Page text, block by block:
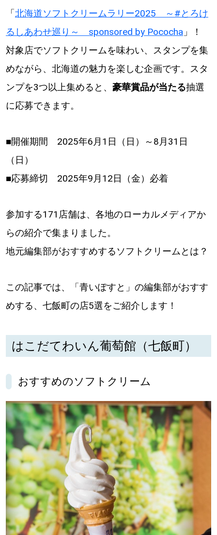
北海道で暮らす、あなたとつくる、
明日への”きっかけ”WEBマガジン
運営会社
情報提供・お問い合わせ 利用規約
「北海道ソフトクリームラリー2025 ～#とろけ
るしあわせ巡り～ sponsored by Pococha」！
対象店でソフトクリームを味わい、スタンプを集
めながら、北海道の魅力を楽しむ企画です。スタ
ンプを3つ以上集めると、 豪華賞品が当たる抽選
に応募できます。
■開催期間 2025年6月1日（日）～8月31日
（日）
■応募締切 2025年9月12日（金）必着
参加する171店舗は、各地のローカルメディアか
らの紹介で集まりました。
地元編集部がおすすめするソフトクリームとは？
この記事では、「青いぽすと」の編集部がおすす
めする、七飯町の店5選をご紹介します！
はこだてわいん葡萄館（七飯町）
おすすめのソフトクリーム